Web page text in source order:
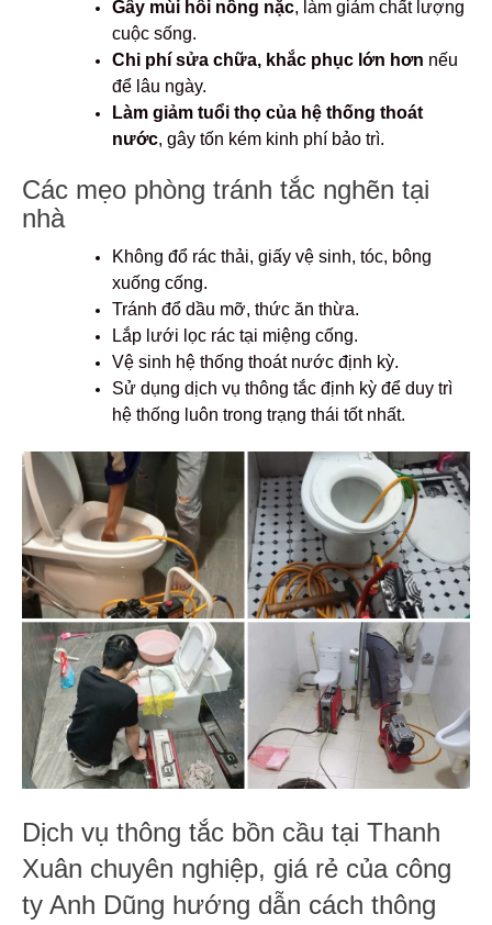
Gây mùi hôi nồng nặc, làm giảm chất lượng
cuộc sống.
Chi phí sửa chữa, khắc phục lớn hơn nếu
để lâu ngày.
Làm giảm tuổi thọ của hệ thống thoát
nước, gây tốn kém kinh phí bảo trì.
Các mẹo phòng tránh tắc nghẽn tại
nhà
Không đổ rác thải, giấy vệ sinh, tóc, bông
xuống cống.
Tránh đổ dầu mỡ, thức ăn thừa.
Lắp lưới lọc rác tại miệng cống.
Vệ sinh hệ thống thoát nước định kỳ.
Sử dụng dịch vụ thông tắc định kỳ để duy trì
hệ thống luôn trong trạng thái tốt nhất.
Dịch vụ thông tắc bồn cầu tại Thanh
Xuân chuyên nghiệp, giá rẻ của công
ty Anh Dũng hướng dẫn cách thông